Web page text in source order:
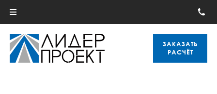
ЗАКАЗАТЬ
РАСЧЁТ